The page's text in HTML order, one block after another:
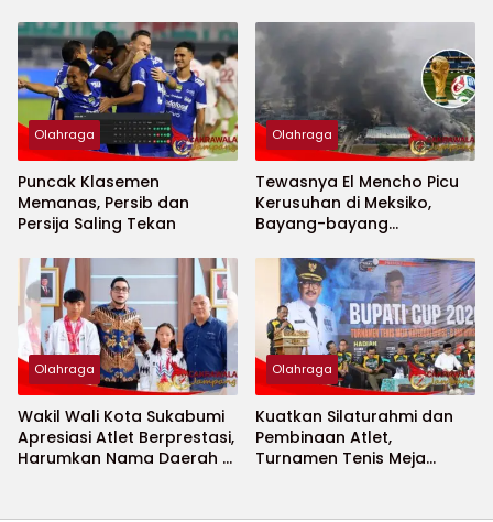
Olahraga
Puncak Klasemen
Memanas, Persib dan
Persija Saling Tekan
Olahraga
Tewasnya El Mencho Picu
Kerusuhan di Meksiko,
Bayang-bayang
2026 Menguat
Olahraga
Wakil Wali Kota Sukabumi
Apresiasi Atlet Berprestasi,
Harumkan Nama Daerah di
Olahraga
Kuatkan Silaturahmi dan
Pembinaan Atlet,
Turnamen Tenis Meja